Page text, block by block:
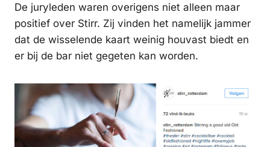
De juryleden waren overigens niet alleen maar
positief over Stirr. Zij vinden het namelijk jammer
dat de wisselende kaart weinig houvast biedt en
er bij de bar niet gegeten kan worden.